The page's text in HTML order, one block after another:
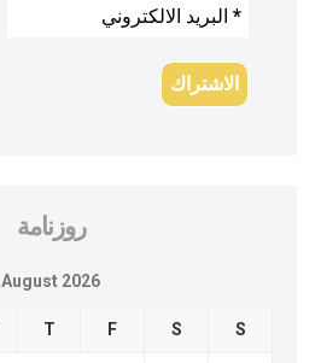
روزنامة
August 2026
T F S S